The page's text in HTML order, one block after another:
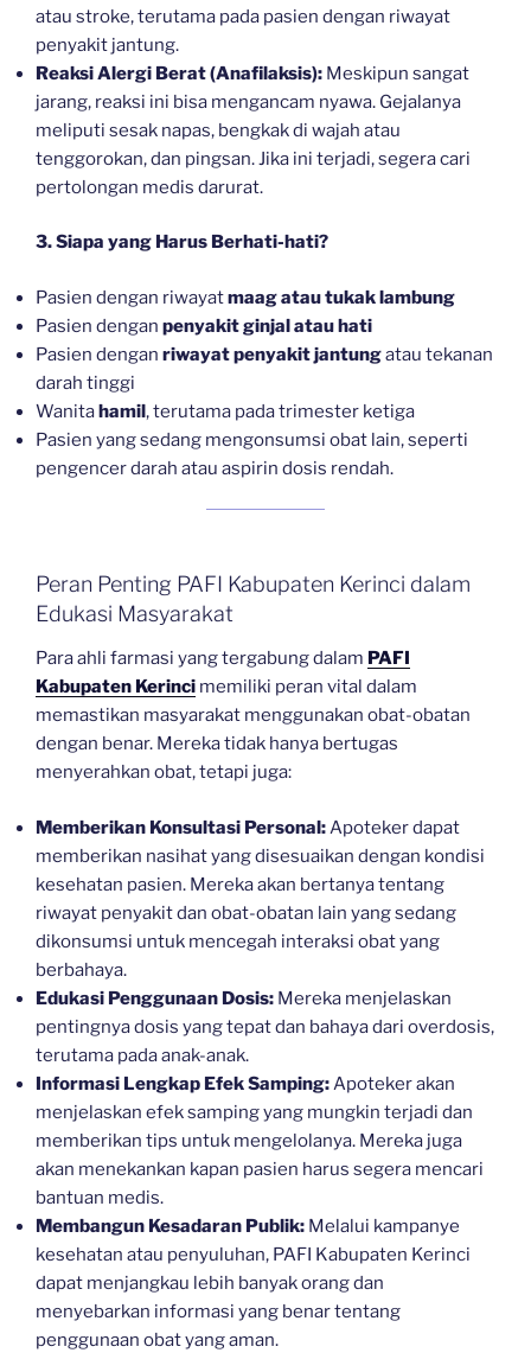
atau stroke, terutama pada pasien dengan riwayat
penyakit jantung.
Reaksi Alergi Berat (Anafilaksis): Meskipun sangat
jarang, reaksi ini bisa mengancam nyawa. Gejalanya
meliputi sesak napas, bengkak di wajah atau
tenggorokan, dan pingsan. Jika ini terjadi, segera cari
pertolongan medis darurat.
3. Siapa yang Harus Berhati-hati?
Pasien dengan riwayatmaag atau tukak lambung
Pasien dengan penyakit ginjal atau hati
Pasien dengan riwayat penyakit jantungatau tekanan
darah tinggi
Wanitahamil, terutama pada trimester ketiga
Pasien yang sedang mengonsumsi obat lain, seperti
pengencer darah atau aspirin dosis rendah.
Peran Penting PAFI Kabupaten Kerinci dalam
Edukasi Masyarakat
Para ahli farmasi yang tergabung dalam PAFI
Kabupaten Kerinci memiliki peran vital dalam
memastikan masyarakat menggunakan obat-obatan
dengan benar. Mereka tidak hanya bertugas
menyerahkan obat, tetapi juga:
Memberikan Konsultasi Personal:Apoteker dapat
memberikan nasihat yang disesuaikan dengan kondisi
kesehatan pasien. Mereka akan bertanya tentang
riwayat penyakit dan obat-obatan lain yang sedang
dikonsumsi untuk mencegah interaksi obat yang
berbahaya.
Edukasi Penggunaan Dosis: Mereka menjelaskan
pentingnya dosis yang tepat dan bahaya dari overdosis,
terutama pada anak-anak.
Informasi Lengkap Efek Samping:Apoteker akan
menjelaskan efek samping yang mungkin terjadi dan
memberikan tips untuk mengelolanya. Mereka juga
akan menekankan kapan pasien harus segera mencari
bantuan medis.
Membangun Kesadaran Publik: Melalui kampanye
kesehatan atau penyuluhan, PAFI Kabupaten Kerinci
dapat menjangkau lebih banyak orang dan
menyebarkan informasi yang benar tentang
penggunaan obat yang aman.